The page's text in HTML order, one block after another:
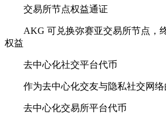
交易所节点权益通证
AKG 可兑换弥赛亚交易所节点，
权益
去中心化社交平台代币
作为去中心化交友与隐私社交网
去中心化交易所平台代币